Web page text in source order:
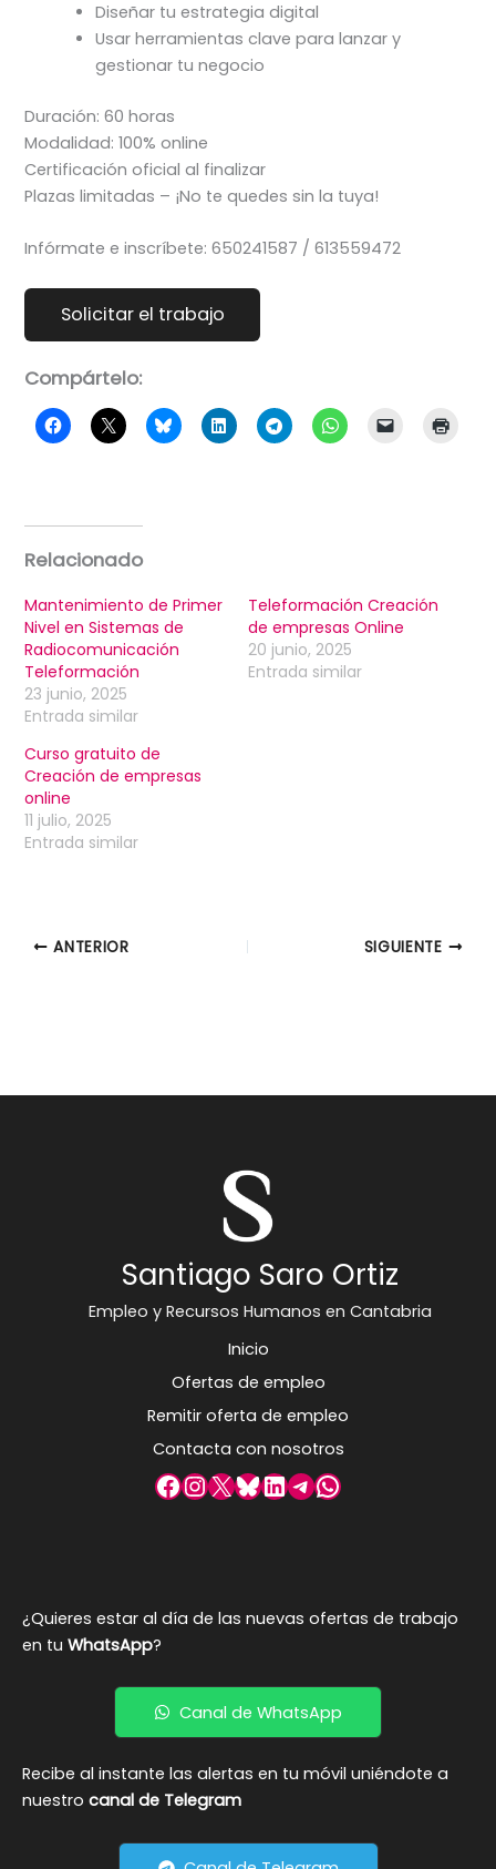
Diseñar tu estrategia digital
Usar herramientas clave para lanzar y
gestionar tu negocio
Duración: 60 horas
Modalidad: 100% online
Certificación oficial al finalizar
Plazas limitadas – ¡No te quedes sin la tuya!
Infórmate e inscríbete: 650241587 / 613559472
Compártelo:
Relacionado
Mantenimiento de Primer
Nivel en Sistemas de
Radiocomunicación
Teleformación
23 junio, 2025
Entrada similar
Teleformación Creación
de empresas Online
20 junio, 2025
Entrada similar
Curso gratuito de
Creación de empresas
online
11 julio, 2025
Entrada similar
ANTERIOR SIGUIENTE
Santiago Saro Ortiz
Empleo y Recursos Humanos en Cantabria
Inicio
Ofertas de empleo
Remitir oferta de empleo
Contacta con nosotros
Facebook
Instagram
X Bluesky
LinkedIn
Telegram
WhatsApp
¿Quieres estar al día de las nuevas ofertas de trabajo
en tu WhatsApp?
Canal de WhatsApp
Recibe al instante las alertas en tu móvil uniéndote a
nuestro canal de Telegram